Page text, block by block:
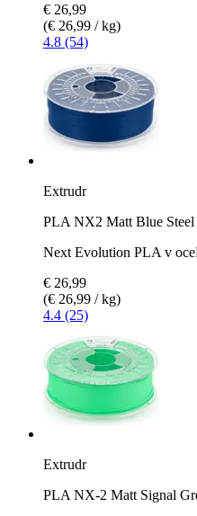
€ 26,99
(€ 26,99 / kg)
4.8 (54)
Extrudr
PLA NX2 Matt Blue Steel
Next Evolution PLA v
€ 26,99
(€ 26,99 / kg)
4.4 (25)
Extrudr
PLA NX-2 Matt Signal